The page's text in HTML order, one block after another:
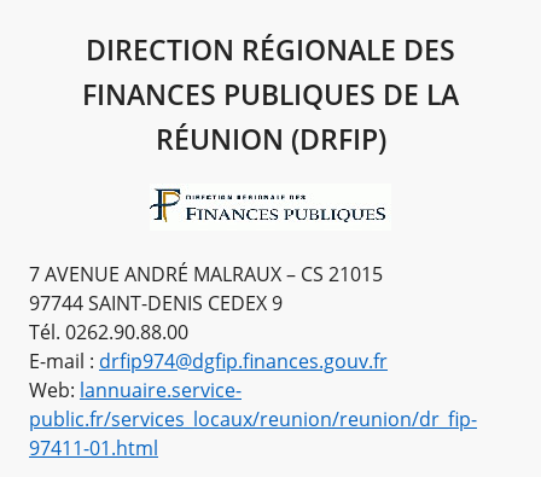
DIRECTION RÉGIONALE DES
FINANCES PUBLIQUES DE LA
RÉUNION (DRFIP)
7 AVENUE ANDRÉ MALRAUX – CS 21015
97744 SAINT-DENIS CEDEX 9
Tél. 0262.90.88.00
E-mail : drfip974@dgfip.finances.gouv.fr
Web: lannuaire.service-
public.fr/services_locaux/reunion/reunion/dr_fip-
97411-01.html